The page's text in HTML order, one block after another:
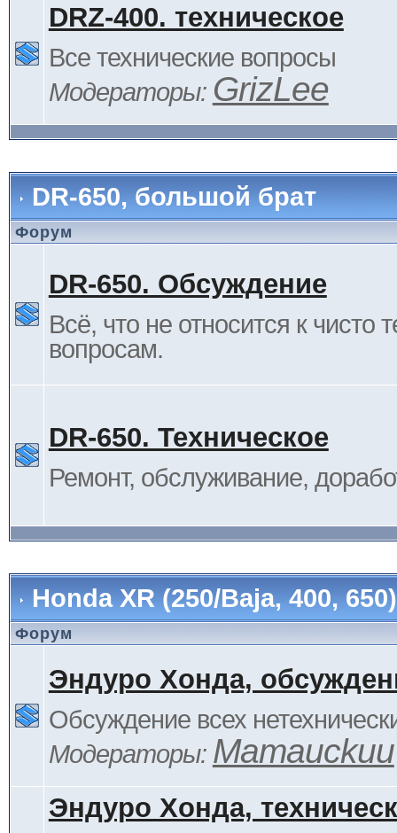
DRZ-400. техническое
Все технические вопросы
Модераторы: GrizLee
DR-650, большой брат
Форум
DR-650. Обсуждение
Всё, что не относится к чисто
вопросам.
DR-650. Техническое
Ремонт, обслуживание,
Honda XR (250/Baja, 400,
Форум
Эндуро Хонда,
Обсуждение всех
Модераторы: Mamauckuu
Эндуро Хонда,